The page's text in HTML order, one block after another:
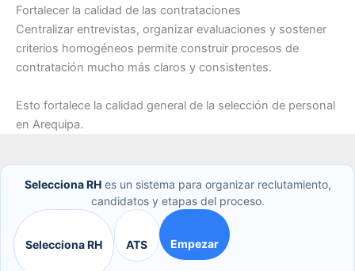
Fortalecer la calidad de las contrataciones
Centralizar entrevistas, organizar evaluaciones y sostener
criterios homogéneos permite construir procesos de
contratación mucho más claros y consistentes.
Esto fortalece la calidad general de la selección de personal
en Arequipa.
Selecciona RHes un sistema para organizar reclutamiento,
candidatos y etapas del proceso.
Selecciona RH ATS Empezar